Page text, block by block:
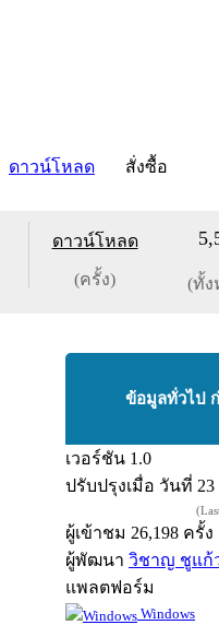
ดาวน์โหลด สั่งซื้อ
ดาวน์โหลด
(ครั้ง) (ทั้ง
ข้อมูลทั่วไป
เวอร์ชัน 1.0
ปรับปรุงเมื่อ วันที่ 23
ผู้เข้าชม 26,198 ครั้ง
ผู้พัฒนา วิชาญ ชูแก้
แพลตฟอร์ม
Windows